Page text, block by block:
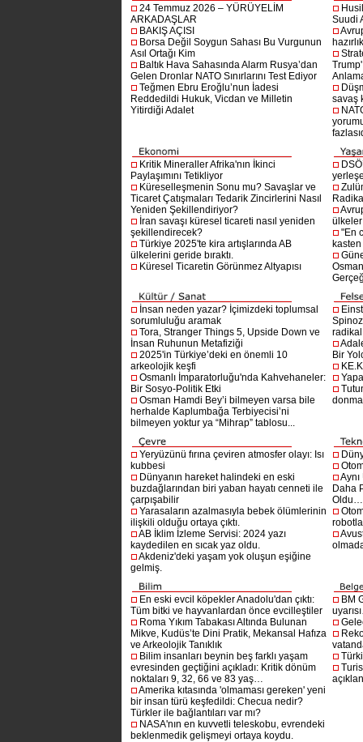
24 Temmuz 2026 – YÜRÜYELİM
ARKADAŞLAR
BAKIŞ AÇISI
Borsa Değil Soygun Sahası Bu Vurgunun
Asıl Ortağı Kim
Baltık Hava Sahasında Alarm Rusya’dan
Gelen Dronlar NATO Sınırlarını Test Ediyor
Teğmen Ebru Eroğlu’nun İadesi
Reddedildi Hukuk, Vicdan ve Milletin
Yitirdiği Adalet
Suudi
savaş
Kritik Mineraller Afrika'nın İkinci
Paylaşımını Tetikliyor
Küreselleşmenin Sonu mu? Savaşlar ve
Ticaret Çatışmaları Tedarik Zincirlerini Nasıl
Yeniden Şekillendiriyor?
İran savaşı küresel ticareti nasıl yeniden
şekillendirecek?
Türkiye 2025'te kira artışlarında AB
ülkelerini geride bıraktı.
Küresel Ticaretin Görünmez Altyapısı
"En
İnsan neden yazar? İçimizdeki toplumsal
sorumluluğu aramak
Tora, Stranger Things 5, Upside Down ve
İnsan Ruhunun Metafiziği
2025'in Türkiye’deki en önemli 10
arkeolojik keşfi
Osmanlı İmparatorluğu'nda Kahvehaneler:
Bir Sosyo-Politik Etki
Osman Hamdi Bey’i bilmeyen varsa bile
herhalde Kaplumbağa Terbiyecisi’ni
bilmeyen yoktur ya “Mihrap” tablosu...
Bir
Yeryüzünü fırına çeviren atmosfer olayı: Isı
kubbesi
Dünyanın hareket halindeki en eski
buzdağlarından biri yaban hayatı cenneti ile
çarpışabilir
Yarasaların azalmasıyla bebek ölümlerinin
ilişkili olduğu ortaya çıktı.
AB İklim İzleme Servisi: 2024 yazı
kaydedilen en sıcak yaz oldu.
Akdeniz'deki yaşam yok oluşun eşiğine
gelmiş.
Daha
Oldu…
En eski evcil köpekler Anadolu'dan çıktı:
Tüm bitki ve hayvanlardan önce evcilleştiler
Roma Yıkım Tabakası Altında Bulunan
Mikve, Kudüs’te Dini Pratik, Mekansal Hafıza
ve Arkeolojik Tanıklık
Bilim insanları beynin beş farklı yaşam
evresinden geçtiğini açıkladı: Kritik dönüm
noktaları 9, 32, 66 ve 83 yaş…
Amerika kıtasında 'olmaması gereken' yeni
bir insan türü keşfedildi: Checua nedir?
Türkler ile bağlantıları var mı?
NASA'nın en kuvvetli teleskobu, evrendeki
beklenmedik gelişmeyi ortaya koydu.
BM